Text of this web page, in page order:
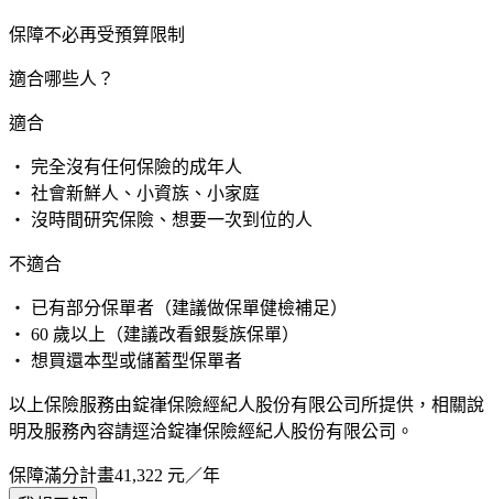
保障不必再受預算限制
適合哪些人？
適合
・ 完全沒有任何保險的成年人
・ 社會新鮮人、小資族、小家庭
・ 沒時間研究保險、想要一次到位的人
不適合
・ 已有部分保單者（建議做保單健檢補足）
・ 60 歲以上（建議改看銀髮族保單）
・ 想買還本型或儲蓄型保單者
以上保險服務由錠嵂保險經紀人股份有限公司所提供，相關說
明及服務內容請逕洽錠嵂保險經紀人股份有限公司。
保障滿分計畫41,322 元／年